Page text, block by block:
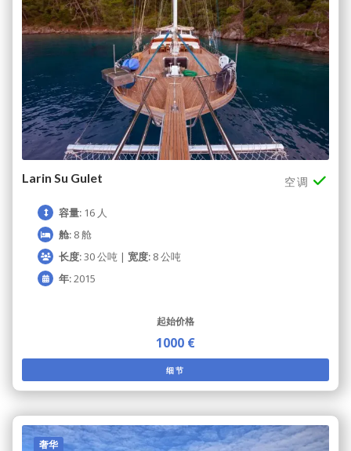
Larin Su Gulet 空调
容量: 16 人
舱: 8 舱
长度:30 公吨 | 宽度: 8 公吨
年:2015
起始价格
1000 €
细节
奢华